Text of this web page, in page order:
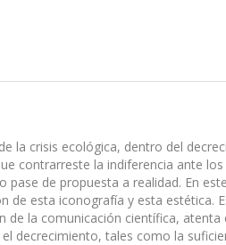
la crisis ecológica, dentro del
contrarreste la indiferencia ante
pase de propuesta a realidad. En
de esta iconografía y esta estética.
la comunicación científica,
decrecimiento, tales como la